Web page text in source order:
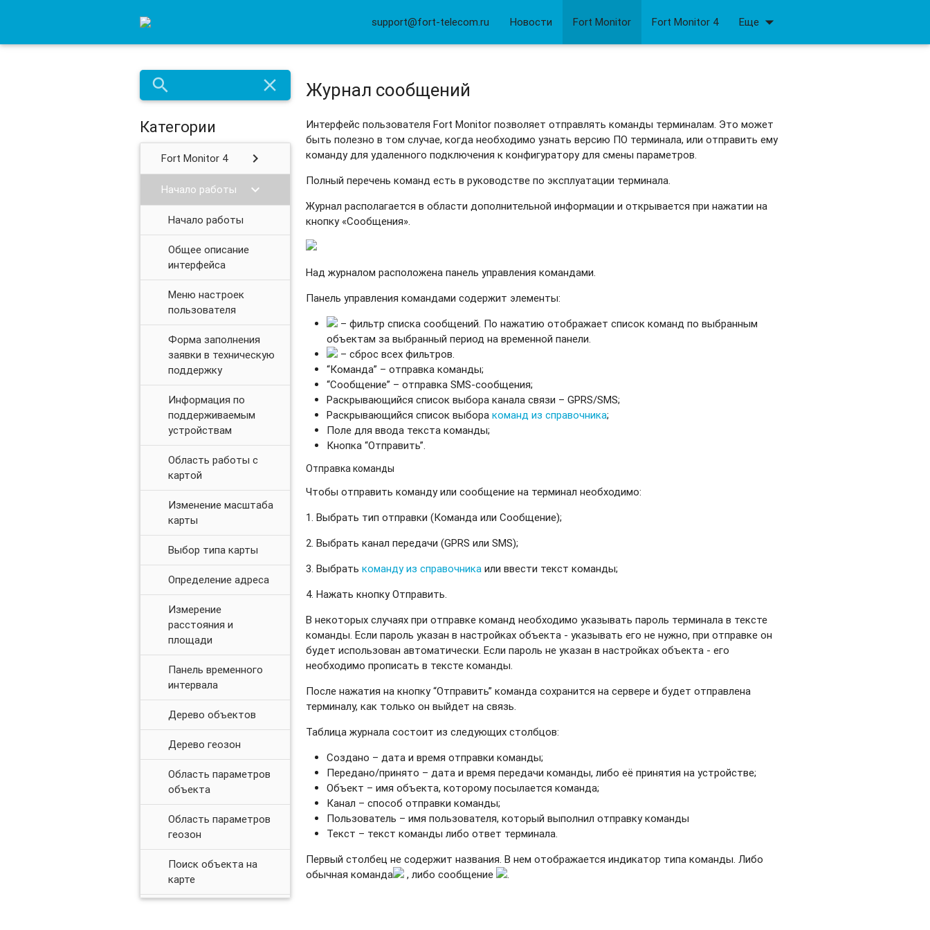
Работа с временной шкалой support@fort-telecom.ru Новости Fort Monitor Fort Monitor 4 Еще arrow_drop_down
search close
Категории
Fort Monitor 4 chevron_right
Начало работы chevron_right
Начало работы
Общее описание
интерфейса
Меню настроек
пользователя
Форма заполнения
заявки в техническую
поддержку
Информация по
поддерживаемым
устройствам
Область работы с
картой
Изменение масштаба
карты
Выбор типа карты
Определение адреса
Измерение
расстояния и
площади
Панель временного
интервала
Дерево объектов
Дерево геозон
Область параметров
объекта
Область параметров
геозон
Поиск объекта на
карте
Журнал сообщений
Интерфейс пользователя Fort Monitor позволяет отправлять команды терминалам. Это может
быть полезно в том случае, когда необходимо узнать версию ПО терминала, или отправить ему
команду для удаленного подключения к конфигуратору для смены параметров.
Полный перечень команд есть в руководстве по эксплуатации терминала.
Журнал располагается в области дополнительной информации и открывается при нажатии на
кнопку «Сообщения».
Над журналом расположена панель управления командами.
Панель управления командами содержит элементы:
– фильтр списка сообщений. По нажатию отображает список команд по выбранным
объектам за выбранный период на временной панели.
– сброс всех фильтров.
“Команда” – отправка команды;
“Сообщение” – отправка SMS-сообщения;
Раскрывающийся список выбора канала связи – GPRS/SMS;
Раскрывающийся список выборакоманд из справочника;
Поле для ввода текста команды;
Кнопка “Отправить”.
Отправка команды
Чтобы отправить команду или сообщение на терминал необходимо:
1. Выбрать тип отправки (Команда или Сообщение);
2. Выбрать канал передачи (GPRS или SMS);
3. Выбратькоманду из справочника или ввести текст команды;
4. Нажать кнопку Отправить.
В некоторых случаях при отправке команд необходимо указывать пароль терминала в тексте
команды. Если пароль указан в настройках объекта - указывать его не нужно, при отправке он
будет использован автоматически. Если пароль не указан в настройках объекта - его
необходимо прописать в тексте команды.
После нажатия на кнопку “Отправить” команда сохранится на сервере и будет отправлена
терминалу, как только он выйдет на связь.
Таблица журнала состоит из следующих столбцов:
Создано – дата и время отправки команды;
Передано/принято – дата и время передачи команды, либо её принятия на устройстве;
Объект – имя объекта, которому посылается команда;
Канал – способ отправки команды;
Пользователь – имя пользователя, который выполнил отправку команды
Текст – текст команды либо ответ терминала.
Первый столбец не содержит названия. В нем отображается индикатор типа команды. Либо
обычная команда
, либо сообщение